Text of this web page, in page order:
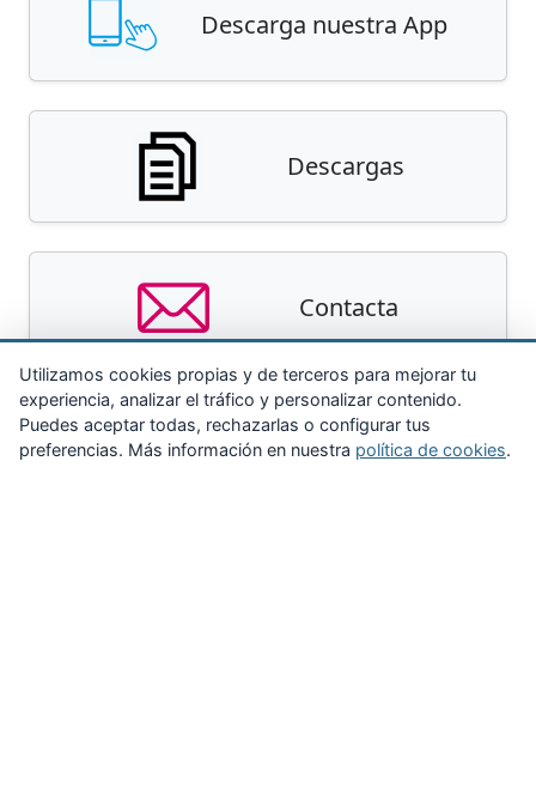
Descarga nuestra App
Descargas
Contacta
Utilizamos cookies propias y de terceros para mejorar tu
experiencia, analizar el tráfico y personalizar contenido.
Puedes aceptar todas, rechazarlas o configurar tus
preferencias. Más información en nuestra política de cookies.